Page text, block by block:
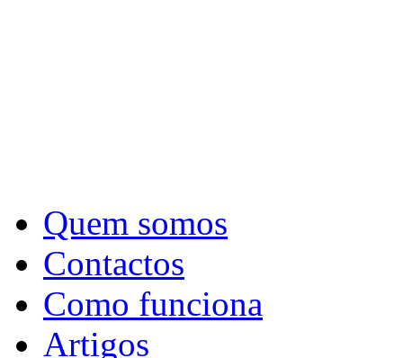
Quem somos
Contactos
Como funciona
Artigos